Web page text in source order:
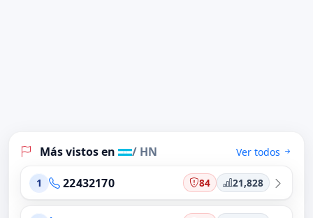
Más vistos en / HN Ver todos
1 22432170 84 21,828